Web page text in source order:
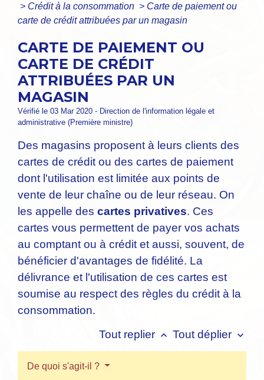
> Crédit à la consommation > Carte de paiement ou
carte de crédit attribuées par un magasin
CARTE DE PAIEMENT OU
CARTE DE CRÉDIT
ATTRIBUÉES PAR UN
MAGASIN
Vérifié le 03 Mar 2020 - Direction de l'information légale et
administrative (Première ministre)
Des magasins proposent à leurs clients des
cartes de crédit ou des cartes de paiement
dont l'utilisation est limitée aux points de
vente de leur chaîne ou de leur réseau. On
les appelle des cartes privatives. Ces
cartes vous permettent de payer vos achats
au comptant ou à crédit et aussi, souvent, de
bénéficier d'avantages de fidélité. La
délivrance et l'utilisation de ces cartes est
soumise au respect des règles du crédit à la
consommation.
Tout replier keyboard_arrow_up Tout déplier keyboard_arrow_down
De quoi s'agit-il ?